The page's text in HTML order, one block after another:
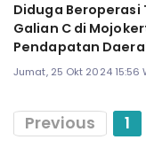
Diduga Beroperasi
Galian C di
Pendapatan
Jumat, 25 Okt 2024 15:56
Previous 1